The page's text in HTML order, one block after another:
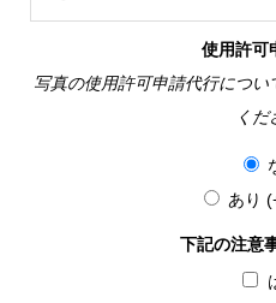
使用許可
写真の使用許可申請代行につ
くだ
あり
下記の注意